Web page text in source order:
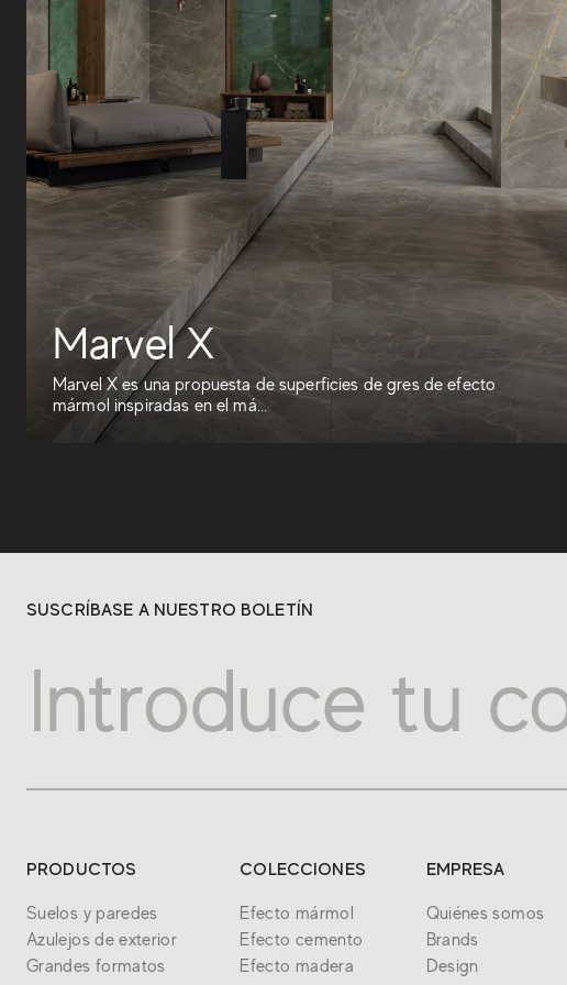
Marvel X
Marvel X es una propuesta de superficies de gres de efecto
mármol inspiradas en el má...
SUSCRÍBASE A NUESTRO BOLETÍN
PRODUCTOS
Suelos y paredes
Azulejos de exterior
Grandes formatos
COLECCIONES
Efecto mármol
Efecto cemento
Efecto madera
EMPRESA
Quiénes somos
Brands
Design